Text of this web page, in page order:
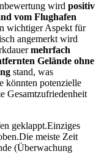
wird positiv
vom Flughafen
wichtiger Aspekt für
angemerkt wird
mehrfach
Gelände ohne
stand, was
könnten potenzielle
Gesamtzufriedenheit
geklappt.Einziges
meiste Zeit
(Überwachung